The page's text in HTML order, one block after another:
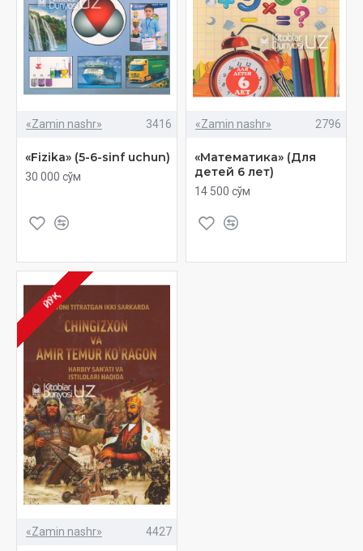
«Zamin nashr» 3416
«Fizika» (5-6-sinf uchun)
30 000 сўм
«Zamin nashr» 2796
«Математика» (Для
детей 6 лет)
14 500 сўм
ЙЎҚ
«Zamin nashr» 4427